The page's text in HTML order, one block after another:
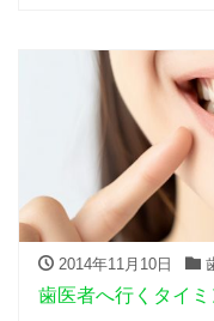
2014年11月10日
歯医者へ行くタイ